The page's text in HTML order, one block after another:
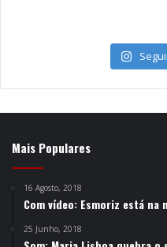
Mais Populares
16 Agosto, 2018
Com vídeo: Esmoriz está na
25 Junho, 2018